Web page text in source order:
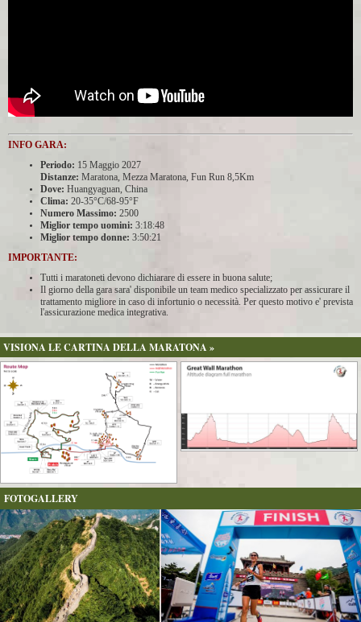
INFO GARA:
Periodo: 15 Maggio 2027
Distanze: Maratona, Mezza Maratona, Fun Run 8,5Km
Dove: Huangyaguan, China
Clima: 20-35°C/68-95°F
Numero Massimo: 2500
Miglior tempo uomini: 3:18:48
Miglior tempo donne: 3:50:21
IMPORTANTE:
Tutti i maratoneti devono dichiarare di essere in buona salute;
Il giorno della gara sara' disponibile un team medico specializzato per assicurare il
trattamento migliore in caso di infortunio o necessità. Per questo motivo e' prevista
l'assicurazione medica integrativa.
VISIONA LE CARTINA DELLA MARATONA »
FOTOGALLERY